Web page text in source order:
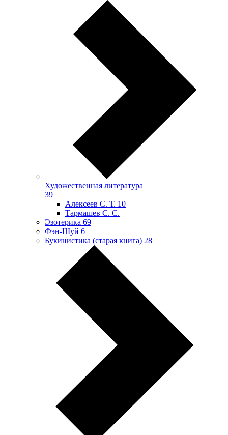
Художественная литература
39
Алексеев С. Т. 10
Тармашев С. С.
Эзотерика 69
Фэн-Шуй 6
Букинистика (старая книга) 28